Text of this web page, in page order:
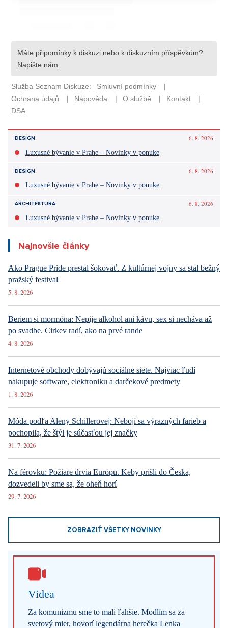
DESIGN
6. 8. 2026
Luxusné bývanie v Prahe – Novinky v ponuke
DESIGN
6. 8. 2026
Luxusné bývanie v Prahe – Novinky v ponuke
ARCHITEKTURA
6. 8. 2026
Luxusné bývanie v Prahe – Novinky v ponuke
Najnovšie články
Ako Prague Pride prestal šokovať. Z kultúrnej vojny sa stal bežný
pražský festival
5. 8. 2026
Beriem si mormóna: Nepije alkohol ani kávu, sex si necháva až
po svadbe. Cirkev radí, ako na prvé rande
4. 8. 2026
Internetové obchody dobývajú sociálne siete. Najviac ľudí
nakupuje software, elektroniku a darčekové predmety
1. 8. 2026
Móda podľa Aleny Schillerovej: Nebojí sa výrazných farieb a
pochopila, že štýl je súčasťou jej značky
31. 7. 2026
Na férovku: Požiare drvia Európu. Keby prišli do Česka,
dozvedeli by sme sa, že oheň horí
29. 7. 2026
ZOBRAZIŤ VŠETKY NOVINKY
Videa
Za komunizmu sme to mali ľahšie. Modlím sa za
svetový mier, hovorí legendárna herečka Lenka